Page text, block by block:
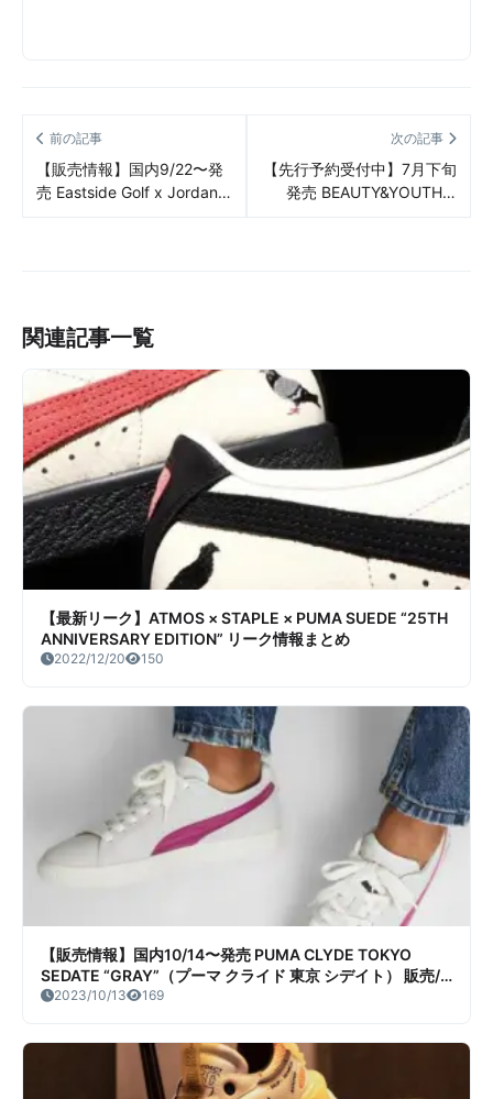
前の記事
【販売情報】国内9/22〜発
売 Eastside Golf x Jordan
次の記事
【先行予約受付中】7月下旬
発売 BEAUTY&YOUTH ×
関連記事一覧
【最新リーク】ATMOS × STAPLE × PUMA SUEDE “25TH
ANNIVERSARY EDITION” リーク情報まとめ
2022/12/20 150
【販売情報】国内10/14〜発売 PUMA CLYDE TOKYO
SEDATE “GRAY”（プーマ クライド 東京 シデイト） 販売/
定価/店舗まとめ
2023/10/13 169